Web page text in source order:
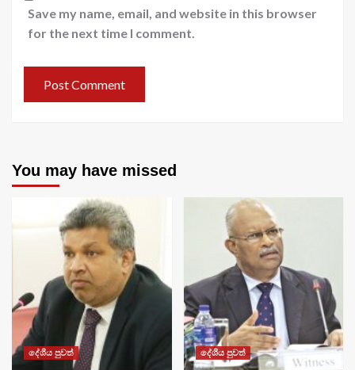
Save my name, email, and website in this browser
for the next time I comment.
You may have missed
දේශීය පුවත් දේශීය පුවත්